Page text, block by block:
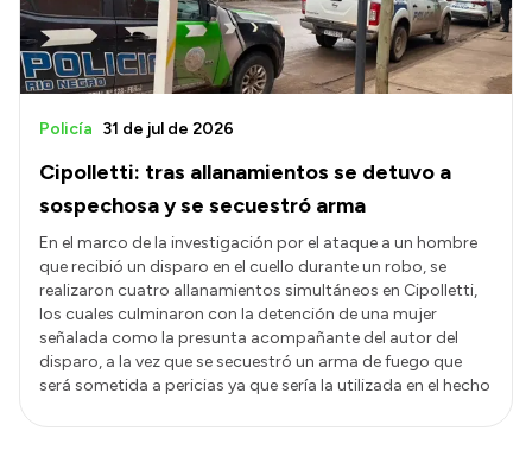
Cipolletti: tras allanamientos se detuvo a
sospechosa y se secuestró arma
Policía 31 de jul de 2026
En el marco de la investigación por el ataque a un hombre
que recibió un disparo en el cuello durante un robo, se
realizaron cuatro allanamientos simultáneos en Cipolletti,
los cuales culminaron con la detención de una mujer
señalada como la presunta acompañante del autor del
disparo, a la vez que se secuestró un arma de fuego que
será sometida a pericias ya que sería la utilizada en el hecho